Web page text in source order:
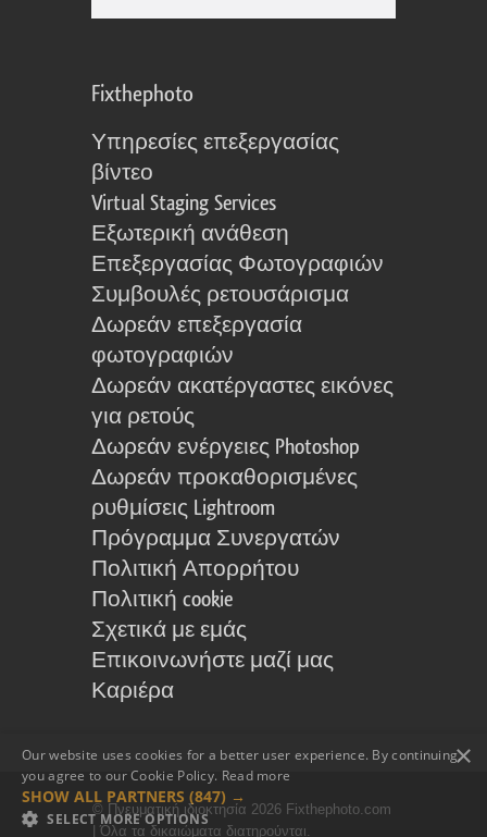
Fixthephoto
Υπηρεσίες επεξεργασίας
βίντεο
Virtual Staging Services
Εξωτερική ανάθεση
Επεξεργασίας Φωτογραφιών
Συμβουλές ρετουσάρισμα
Δωρεάν επεξεργασία
φωτογραφιών
Δωρεάν ακατέργαστες εικόνες
για ρετούς
Δωρεάν ενέργειες Photoshop
Δωρεάν προκαθορισμένες
ρυθμίσεις Lightroom
Πρόγραμμα Συνεργατών
Πολιτική Απορρήτου
Πολιτική cookie
Σχετικά με εμάς
Επικοινωνήστε μαζί μας
Καριέρα
© Πνευματική ιδιοκτησία 2026 Fixthephoto.com
| Όλα τα δικαιώματα διατηρούνται.
×
Our website uses cookies for a better user experience. By continuing,
you agree to our Cookie Policy. Read more
SHOW ALL PARTNERS (847) →
SELECT MORE OPTIONS